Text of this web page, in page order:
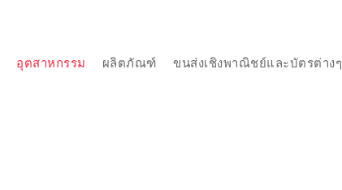
อุตสาหกรรม ผลิตภัณฑ์ ขนส่งเชิงพาณิชย์และบัตรต่างๆ